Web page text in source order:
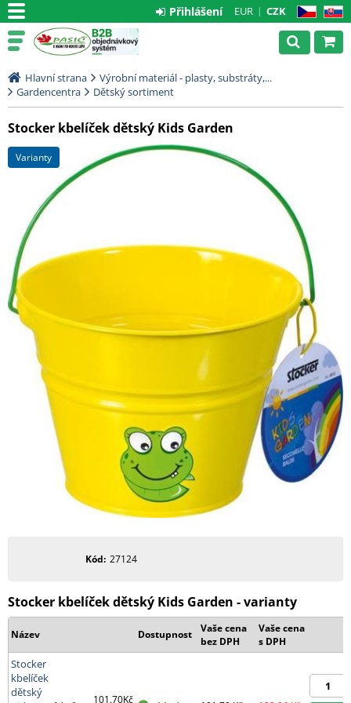
CZ SK
EUR CZK
Přihlášení
Hlavní strana
Výrobní materiál - plasty, substráty,...
Gardencentra
Dětský sortiment
Stocker kbelíček dětský Kids Garden
varianty
Kód 27124
Stocker kbelíček dětský Kids Garden - varianty
Název Dostupnost
Vaše cena
bez DPH
Vaše cena
s DPH
Stocker
kbelíček
dětský
101.70Kč